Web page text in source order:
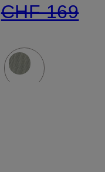
CHF 169